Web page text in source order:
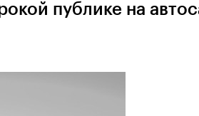
публике на